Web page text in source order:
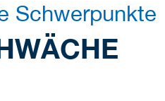
Schwerpunkte